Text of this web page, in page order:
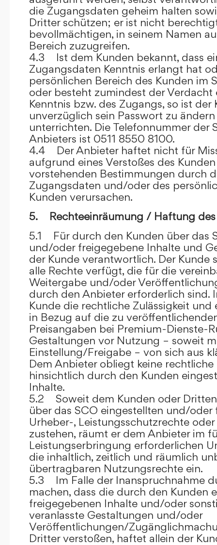
die Zugangsdaten geheim halten
Dritter schützen; er ist nicht
bevollmächtigen, in seinem Namen
Bereich zuzugreifen.
4.3 Ist dem Kunden bekannt, dass
Zugangsdaten Kenntnis erlangt hat
persönlichen Bereich des Kunden im
oder besteht zumindest der Verdacht
Kenntnis bzw. des Zugangs, so ist
unverzüglich sein Passwort zu
unterrichten. Die Telefonnummer der
Anbieters ist 0511 8550 8100.
4.4 Der Anbieter haftet nicht für
aufgrund eines Verstoßes des
vorstehenden Bestimmungen durch
Zugangsdaten und/oder des
Kunden verursachen.
5. Rechteeinräumung / Haftung des
5.1 Für durch den Kunden über das
und/oder freigegebene Inhalte und
der Kunde verantwortlich. Der Kunde
alle Rechte verfügt, die für die
Weitergabe und/oder
durch den Anbieter erforderlich sind.
Kunde die rechtliche Zulässigkeit
in Bezug auf die zu
Preisangaben bei Premium-Dienste-
Gestaltungen vor Nutzung – soweit
Einstellung/Freigabe – von sich aus
Dem Anbieter obliegt keine
hinsichtlich durch den Kunden
Inhalte.
5.2 Soweit dem Kunden oder
über das SCO eingestellten und/
Urheber-, Leistungsschutzrechte
zustehen, räumt er dem Anbieter im
Leistungserbringung erforderlichen
die inhaltlich, zeitlich und räumlich
übertragbaren Nutzungsrechte ein.
5.3 Im Falle der Inanspruchnahme
machen, dass die durch den Kunden
freigegebenen Inhalte und/oder
veranlasste Gestaltungen und/oder
Veröffentlichungen/
Dritter verstoßen, haftet allein der